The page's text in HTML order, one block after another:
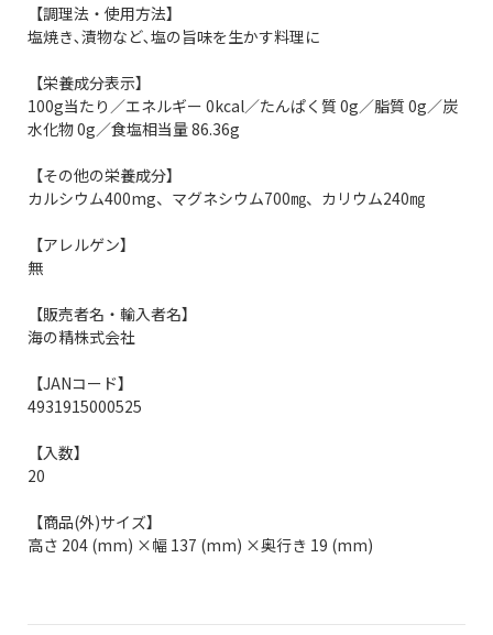
【調理法・使用方法】
塩焼き､漬物など､塩の旨味を生かす料理に
【栄養成分表示】
100g当たり／エネルギー 0kcal／たんぱく質 0g／脂質 0g／炭
水化物 0g／食塩相当量 86.36g
【その他の栄養成分】
カルシウム400mg、マグネシウム700㎎、カリウム240㎎
【アレルゲン】
無
【販売者名・輸入者名】
海の精株式会社
【JANコード】
4931915000525
【入数】
20
【商品(外)サイズ】
高さ 204 (mm) ×幅 137 (mm) ×奥行き 19 (mm)